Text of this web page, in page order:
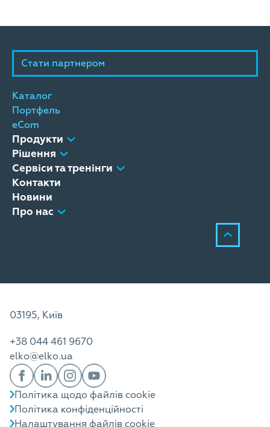
Стати партнером
Каталог
Портфель
eCom
Продукти
Рішення
Сервіси та тренінги
Контакти
Новини
Про нас
03195, Київ
+38 044 461 9670
elko@elko.ua
Політика щодо файлів cookie
Політика конфіденційності
Налаштування файлів cookie